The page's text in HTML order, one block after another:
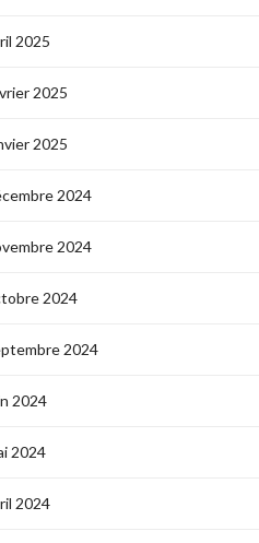
2025
2025
2025
2024
2024
2024
2024
2024
2024
2024